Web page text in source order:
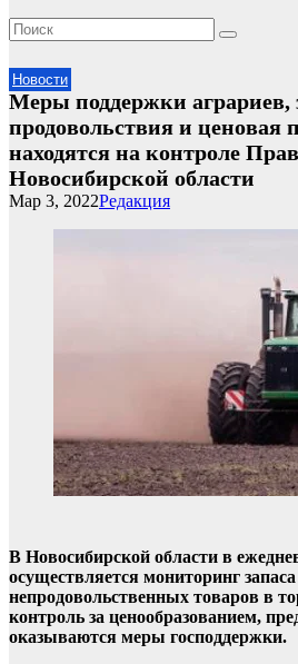
Новости
Меры поддержки аграриев,
продовольствия и ценовая
находятся на контроле
Новосибирской области
Редакция
Мар 3, 2022
В Новосибирской области в
осуществляется мониторинг
непродовольственных товаров в
контроль за ценообразованием,
оказываются меры господдержки.